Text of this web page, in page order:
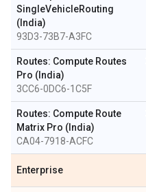
SingleVehicleRouting
(India)
93D3-73B7-A3FC
Routes: Compute Routes
Pro (India)
3CC6-0DC6-1C5F
Routes: Compute Route
Matrix Pro (India)
CA04-7918-ACFC
Enterprise